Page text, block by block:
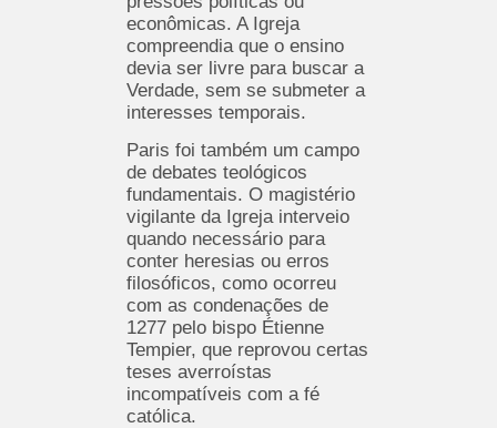
econômicas. A Igreja
compreendia que o ensino
devia ser livre para buscar a
Verdade, sem se submeter a
interesses temporais.
Paris foi também um campo
de debates teológicos
fundamentais. O magistério
vigilante da Igreja interveio
quando necessário para
conter heresias ou erros
filosóficos, como ocorreu
com as condenações de
1277 pelo bispo Étienne
Tempier, que reprovou certas
teses averroístas
incompatíveis com a fé
católica.